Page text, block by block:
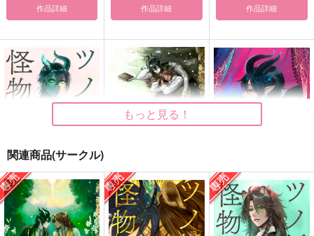
作品詳細 作品詳細 作品詳細
ツノ折れた怪物 上
風呂場
1,100円（税込）
再録集 白
風呂場
4,715円（税込）
緑の咆哮５
風呂場
もっと見る！
関連商品(サークル)